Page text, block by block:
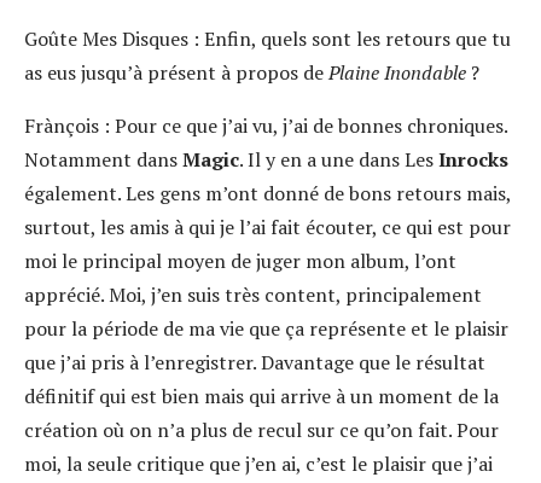
Goûte Mes Disques : Enfin, quels sont les retours que tu
as eus jusqu’à présent à propos dePlaine Inondable ?
Frànçois : Pour ce que j’ai vu, j’ai de bonnes chroniques.
Notamment dansMagic. Il y en a une dans LesInrocks
également. Les gens m’ont donné de bons retours mais,
surtout, les amis à qui je l’ai fait écouter, ce qui est pour
moi le principal moyen de juger mon album, l’ont
apprécié. Moi, j’en suis très content, principalement
pour la période de ma vie que ça représente et le plaisir
que j’ai pris à l’enregistrer. Davantage que le résultat
définitif qui est bien mais qui arrive à un moment de la
création où on n’a plus de recul sur ce qu’on fait. Pour
moi, la seule critique que j’en ai, c’est le plaisir que j’ai